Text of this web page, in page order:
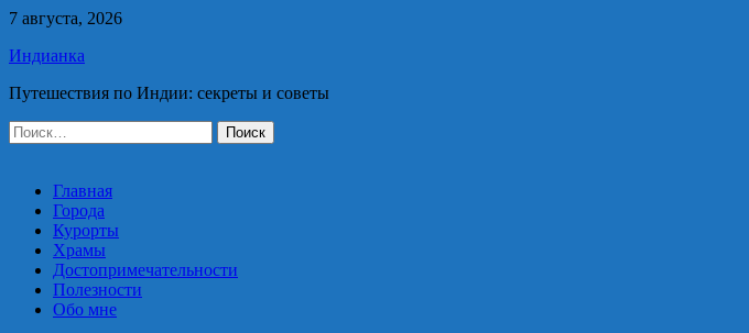
Перейти
содержимому
7 августа, 2026
Индианка
Путешествия по Индии: секреты и советы
Найти:
Главная
Города
Курорты
Храмы
Достопримечательности
Полезности
Обо мне